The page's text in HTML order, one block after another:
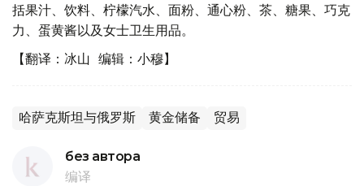
括果汁、饮料、柠檬汽水、面粉、通心粉、茶、糖果、巧克
力、蛋黄酱以及女士卫生用品。
【翻译：冰山 编辑：小穆】
哈萨克斯坦与俄罗斯 黄金储备 贸易
без автора
编译